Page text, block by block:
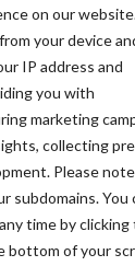
on our
your device
IP address and
you with
marketing
collecting
Please
subdomains. You
time by clicking
bottom of your
het
redelijk
het grote
te vaak
met onze